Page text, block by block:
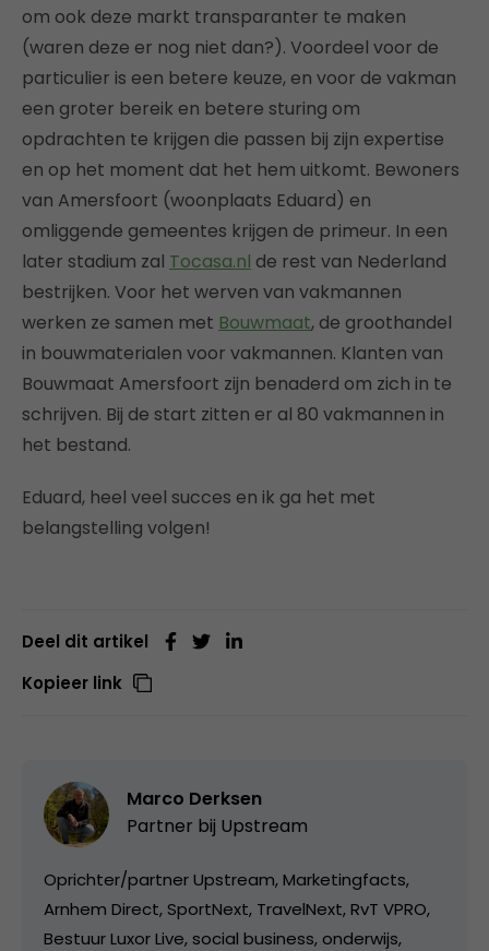
om ook deze markt transparanter te maken
(waren deze er nog niet dan?). Voordeel voor de
particulier is een betere keuze, en voor de vakman
een groter bereik en betere sturing om
opdrachten te krijgen die passen bij zijn expertise
en op het moment dat het hem uitkomt. Bewoners
van Amersfoort (woonplaats Eduard) en
omliggende gemeentes krijgen de primeur. In een
later stadium zal Tocasa.nl de rest van Nederland
bestrijken. Voor het werven van vakmannen
werken ze samen met Bouwmaat, de groothandel
in bouwmaterialen voor vakmannen. Klanten van
Bouwmaat Amersfoort zijn benaderd om zich in te
schrijven. Bij de start zitten er al 80 vakmannen in
het bestand.
Eduard, heel veel succes en ik ga het met
belangstelling volgen!
Deel dit artikel
Kopieer link
Marco Derksen
Partner bij Upstream
Oprichter/partner Upstream, Marketingfacts,
Arnhem Direct, SportNext, TravelNext, RvT VPRO,
Bestuur Luxor Live, social business, onderwijs,